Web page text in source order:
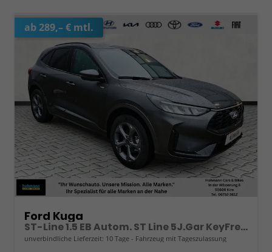
ab 289,– € mtl.
Ford Kuga
ST-Line 1.5 EB Autom. ST Line 5J.Gar KeyFree Kamera
unverbindliche Lieferzeit: 10 Tage Fahrzeug mit Tageszulassung